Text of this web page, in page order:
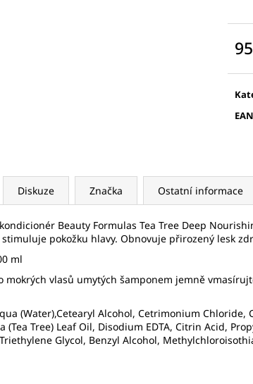
EAN
Diskuze Značka Ostatní informace
Beauty Formulas Tea Tree Deep
pokožku hlavy. Obnovuje přirozený lesk
ml
mokrých vlasů umytých šamponem jemně
(Water),Cetearyl Alcohol, Cetrimonium Chloride,
(Tea Tree) Leaf Oil, Disodium EDTA, Citrin Acid,
Glycol, Benzyl Alcohol,